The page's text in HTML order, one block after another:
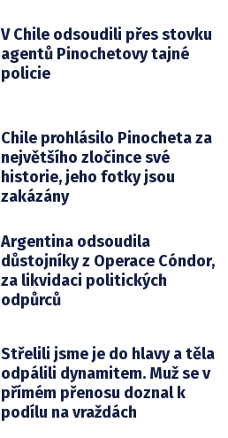
V Chile odsoudili přes stovku
agentů Pinochetovy tajné
policie
Chile prohlásilo Pinocheta za
největšího zločince své
historie, jeho fotky jsou
zakázány
Argentina odsoudila
důstojníky z Operace Cóndor,
za likvidaci politických
odpůrců
Střelili jsme je do hlavy a těla
odpálili dynamitem. Muž se v
přímém přenosu doznal k
podílu na vraždách